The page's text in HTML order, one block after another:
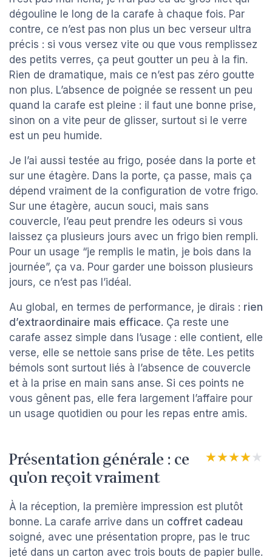
dégouline le long de la carafe à chaque fois. Par
contre, ce n’est pas non plus un bec verseur ultra
précis : si vous versez vite ou que vous remplissez
des petits verres, ça peut goutter un peu à la fin.
Rien de dramatique, mais ce n’est pas zéro goutte
non plus. L’absence de poignée se ressent un peu
quand la carafe est pleine : il faut une bonne prise,
sinon on a vite peur de glisser, surtout si le verre
est un peu humide.
Je l’ai aussi testée au frigo, posée dans la porte et
sur une étagère. Dans la porte, ça passe, mais ça
dépend vraiment de la configuration de votre frigo.
Sur une étagère, aucun souci, mais sans
couvercle, l’eau peut prendre les odeurs si vous
laissez ça plusieurs jours avec un frigo bien rempli.
Pour un usage “je remplis le matin, je bois dans la
journée”, ça va. Pour garder une boisson plusieurs
jours, ce n’est pas l’idéal.
Au global, en termes de performance, je dirais : rien
d’extraordinaire mais efficace. Ça reste une
carafe assez simple dans l’usage : elle contient, elle
verse, elle se nettoie sans prise de tête. Les petits
bémols sont surtout liés à l’absence de couvercle
et à la prise en main sans anse. Si ces points ne
vous gênent pas, elle fera largement l’affaire pour
un usage quotidien ou pour les repas entre amis.
Présentation générale : ce
qu’on reçoit vraiment
★★★★★
★★★★★
À la réception, la première impression est plutôt
bonne. La carafe arrive dans un coffret cadeau
soigné, avec une présentation propre, pas le truc
jeté dans un carton avec trois bouts de papier bulle.